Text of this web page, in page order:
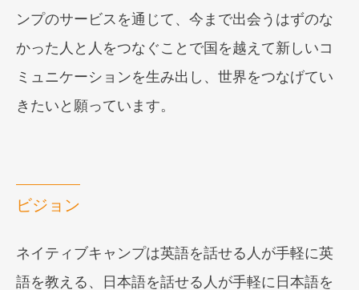
ンプのサービスを通じて、今まで出会うはずのな
かった人と人をつなぐことで国を越えて新しいコ
ミュニケーションを生み出し、世界をつなげてい
きたいと願っています。
ビジョン
ネイティブキャンプは英語を話せる人が手軽に英
語を教える、日本語を話せる人が手軽に日本語を